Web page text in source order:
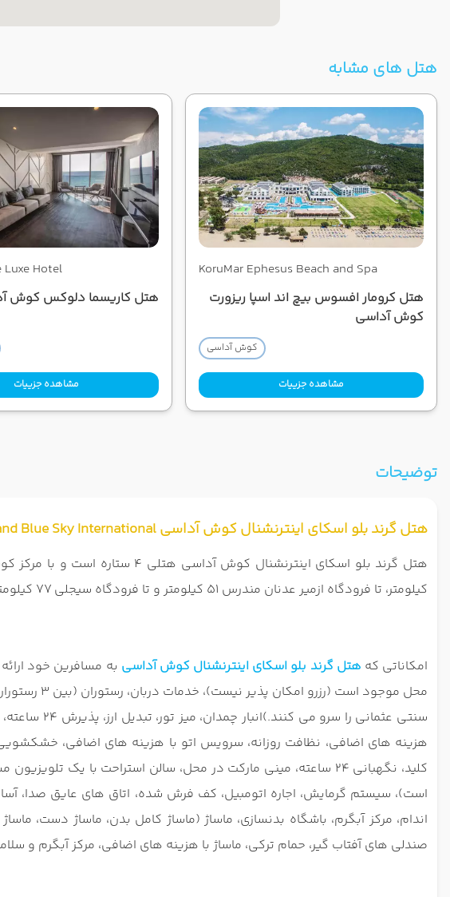
هتل های مشابه
KoruMar Ephesus Beach and Spa
هتل کرومار افسوس بیچ اند اسپا ریزورت
کوش آداسی
کوش آداسی
مشاهده جزییات
Luxe Hotel
هتل کاریسما دلوکس کوش
مشاهده جزییات
توضیحات
هتل گرند بلو اسکای اینترنشنال کوش آداسی Grand Blue Sky International
کیلومتر، تا فرودگاه ازمیر عدنان مندرس 51 کیلومتر و تا فرودگاه سیجلی 77 کیلومتر است.
امکاناتی که هتل گرند بلو اسکای اینترنشنال کوش آداسی به مسافرین خود
سنتی
هزینه های اضافی، نظافت روزانه، سرویس اتو با هزینه های اضافی،
کلید، نگهبانی 24 ساعته، مینی مارکت در محل، سالن استراحت
اندام، مرکز آبگرم، باشگاه بدنسازی، ماساژ (ماساژ کامل بدن، ماساژ دست،
صندلی های آفتاب گیر، حمام ترکی، ماساژ با هزینه های اضافی، مرکز آبگرم و